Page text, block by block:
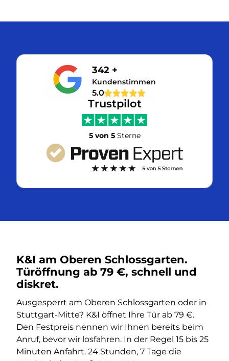
342 +
Kundenstimmen
5.0
Trustpilot
5 von 5 Sterne
K&I am Oberen Schlossgarten.
Türöffnung ab 79 €, schnell und
diskret.
Ausgesperrt am Oberen Schlossgarten oder in
Stuttgart-Mitte? K&I öffnet Ihre Tür ab 79 €.
Den Festpreis nennen wir Ihnen bereits beim
Anruf, bevor wir losfahren. In der Regel 15 bis 25
Minuten Anfahrt. 24 Stunden, 7 Tage die